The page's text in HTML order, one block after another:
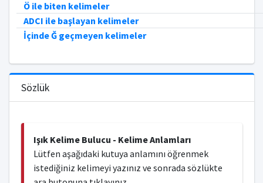
Ö ile biten kelimeler
ADCI ile başlayan kelimeler
İçinde Ğ geçmeyen kelimeler
Sözlük
Işık Kelime Bulucu - Kelime Anlamları
Lütfen aşağıdaki kutuya anlamını öğrenmek
istediğiniz kelimeyi yazınız ve sonrada sözlükte